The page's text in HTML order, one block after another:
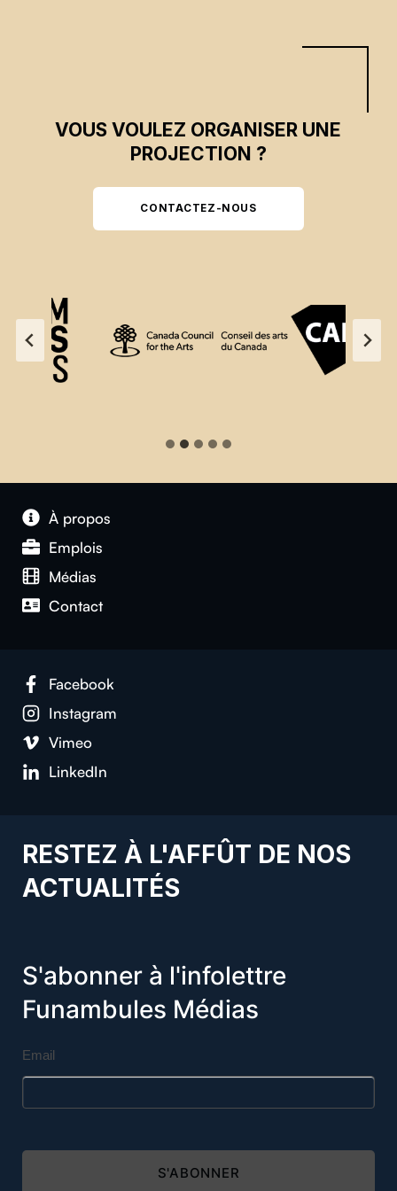
VOUS VOULEZ ORGANISER UNE
PROJECTION ?
CONTACTEZ-NOUS
À propos
Emplois
Médias
Contact
Facebook
Instagram
Vimeo
LinkedIn
RESTEZ À L'AFFÛT DE NOS
ACTUALITÉS
S'abonner à l'infolettre
Funambules Médias
Email
S'ABONNER